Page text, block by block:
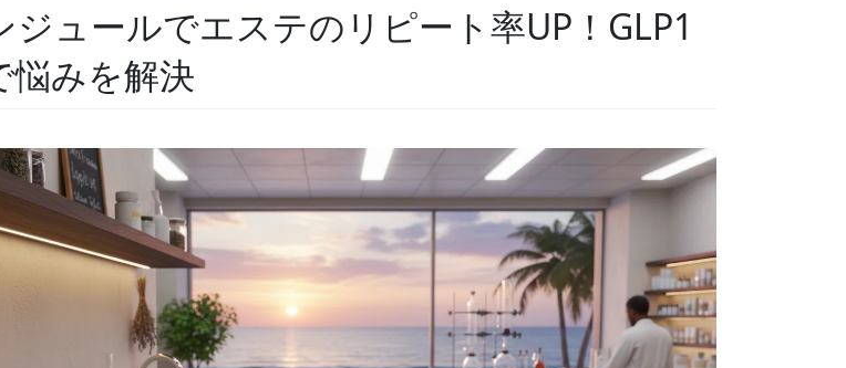
ジュールでエステのリピート率UP！GLP1
悩みを解決